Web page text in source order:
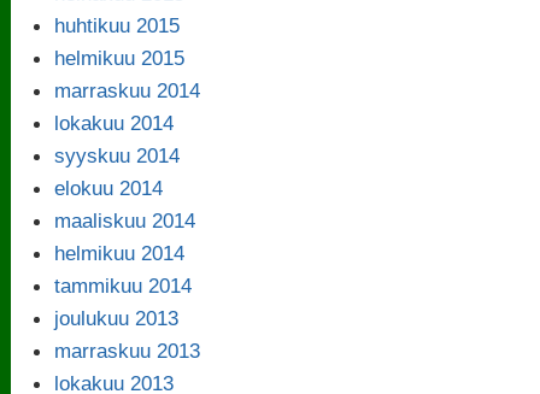
huhtikuu 2015
helmikuu 2015
marraskuu 2014
lokakuu 2014
syyskuu 2014
elokuu 2014
maaliskuu 2014
helmikuu 2014
tammikuu 2014
joulukuu 2013
marraskuu 2013
lokakuu 2013